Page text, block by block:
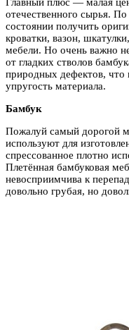
отечественного сырья.
состоянии получить
кроватки, вазон,
мебели. Но очень важно
от гладких стволов
природных дефектов, что
упругость материала.
Бамбук
Пожалуй самый дорогой
используют для
спрессованное плотно
Плетённая бамбуковая
невосприимчива к
довольно грубая, но